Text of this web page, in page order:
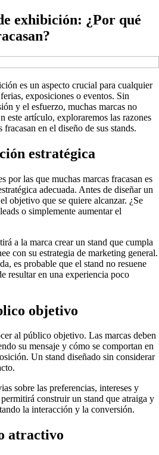
exhibición: ¿Por qué
es un aspecto crucial para cualquier
exposiciones o eventos. Sin
y el esfuerzo, muchas marcas no
este artículo, exploraremos las razones
en el diseño de sus stands.
estratégica
por las que muchas marcas fracasan es
adecuada. Antes de diseñar un
objetivo que se quiere alcanzar. ¿Se
o simplemente aumentar el
a la marca crear un stand que cumpla
con su estrategia de marketing general.
es probable que el stand no resuene
resultar en una experiencia poco
objetivo
al público objetivo. Las marcas deben
su mensaje y cómo se comportan en
Un stand diseñado sin considerar
sobre las preferencias, intereses y
permitirá construir un stand que atraiga y
la interacción y la conversión.
atractivo